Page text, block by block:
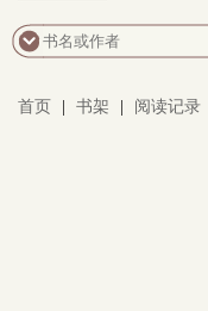
首页 书架 阅读记录